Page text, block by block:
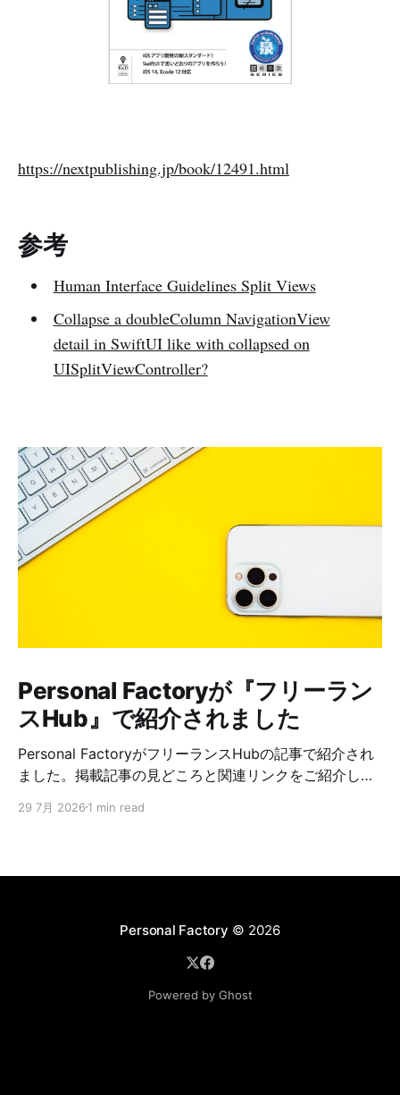
https://nextpublishing.jp/book/12491.html
参考
Human Interface Guidelines Split Views
Collapse a doubleColumn NavigationView
detail in SwiftUI like with collapsed on
UISplitViewController?
Personal Factoryが『フリーラン
スHub』で紹介されました
Personal FactoryがフリーランスHubの記事で紹介され
ました。掲載記事の見どころと関連リンクをご紹介しま
29 7月 2026 1 min read
Personal Factory © 2026
Powered by Ghost